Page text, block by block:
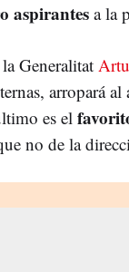
aspirantesa la
Generalitat
arropará
es el
no de la